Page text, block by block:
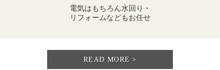
電気はもちろん水回り・
リフォームなどもお任せ
READ MORE